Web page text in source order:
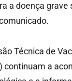
a doença grave
Técnica de
continuam a